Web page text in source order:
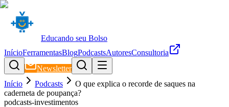
Educando seu Bolso
InícioFerramentasBlogPodcastsAutoresConsultoria
Newsletter
Início
Podcasts
O que explica o recorde de saques na
caderneta de poupança?
podcasts-investimentos